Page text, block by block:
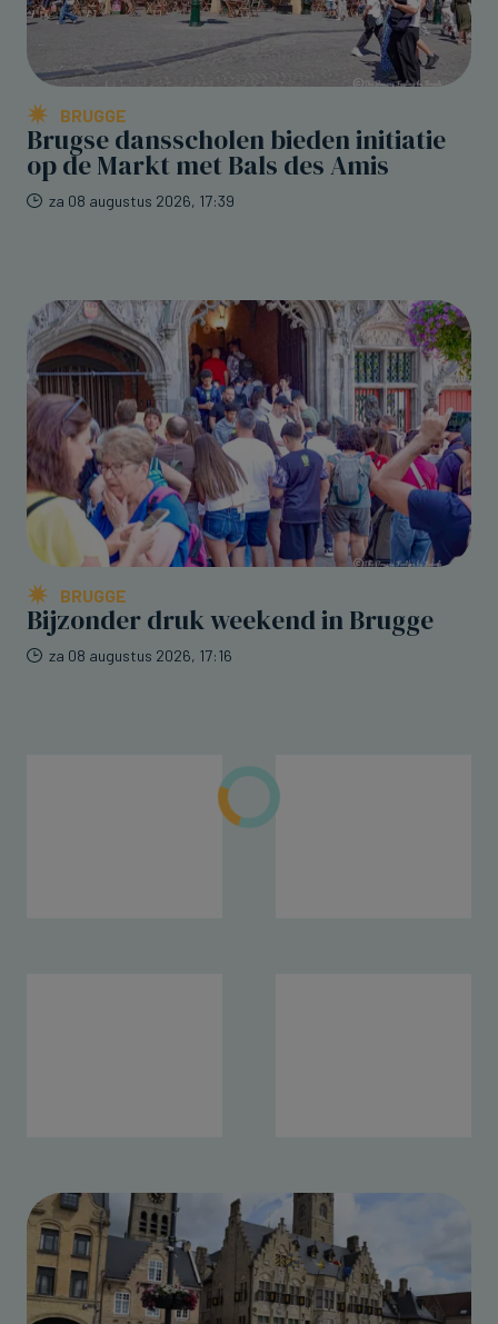
BRUGGE
Brugse dansscholen bieden initiatie
op de Markt met Bals des Amis
za 08 augustus 2026, 17:39
BRUGGE
Bijzonder druk weekend in Brugge
za 08 augustus 2026, 17:16